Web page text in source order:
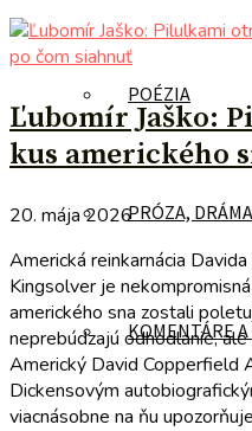
POÉZIA
PRÓZA, DRÁMA
KOMENTÁRE A
po čom siahnuť
Ľubomír Jaško:
kus amerického
20. mája 2026
Americká reinkarnácia
Kingsolver je
amerického sna zostali
neprebúdzajú odhodlanie,
Americký David Copperfield
Dickensovým
viacnásobne na ňu